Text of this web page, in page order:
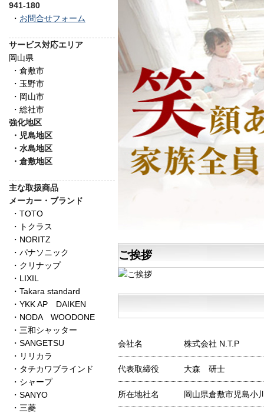
941-180
・ お問合せフォーム
サービス対応エリア
岡山県
・倉敷市
・玉野市
・岡山市
・総社市
強化地区
・児島地区
・水島地区
・倉敷地区
主な取扱商品
メーカー・ブランド
・TOTO
・トクラス
・NORITZ
・パナソニック
・クリナップ
・LIXIL
・Takara standard
・YKK AP DAIKEN
・NODA WOODONE
・三和シャッター
・SANGETSU
・リリカラ
・タチカワブラインド
・シャープ
・SANYO
・三菱
ご挨拶
会社名 株式会社 N.T.P
代表取締役 大森 研士
所在地社名 岡山県倉敷市児島小